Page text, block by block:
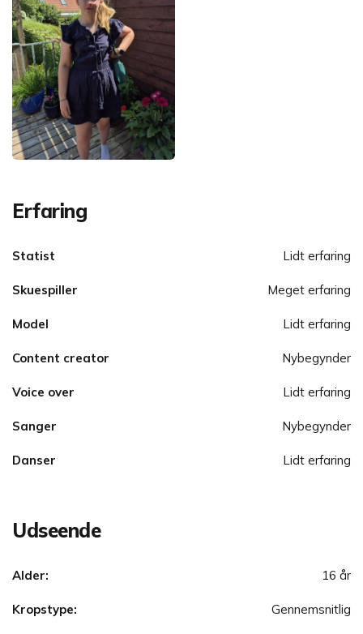
Erfaring
Statist Lidt erfaring
Skuespiller Meget erfaring
Model Lidt erfaring
Content creator Nybegynder
Voice over Lidt erfaring
Sanger Nybegynder
Danser Lidt erfaring
Udseende
Alder: 16 år
Kropstype: Gennemsnitlig